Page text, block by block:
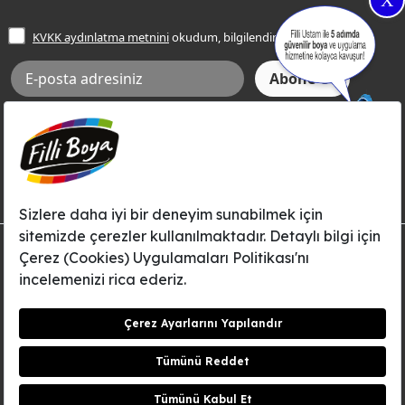
Frezya Rengi
Bilgi Toplumu Hizmetleri
İnternet Sitesi Kullanım Koşulları
KVKK Talep Formu
KVKK Aydınlatma Metni
KVKK aydınlatma metniniokudum, bilgilendim.
Aksi tarafımca bildirilene dek, Betek Boya ve Kimya Sanayi A.Ş.'nin
Filli Boya dahil tüm markaları ile ilgili kampanya, duyuru, hizmetler ve
tanıtım faaliyetleri vb. ile ilgili olarak e-posta yoluyla şahsıma
© Filli Boya 2026. Tüm Hakları Saklıdır.